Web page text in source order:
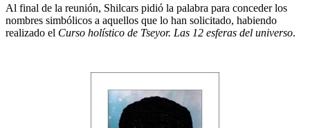
Al final de la reunión, Shilcars pidió la palabra para conceder los
nombres simbólicos a aquellos que lo han solicitado, habiendo
realizado el Curso holístico de Tseyor. Las 12 esferas del universo.